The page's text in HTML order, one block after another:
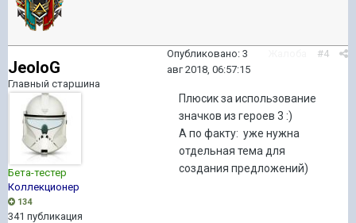
JeoloG
Главный старшина
Бета-тестер
Коллекционер
134
341 публикация
#4
Опубликовано: 3
авг 2018, 06:57:15
Плюсик за использование
значков из героев 3 :)
А по факту: уже нужна
отдельная тема для
создания предложений)